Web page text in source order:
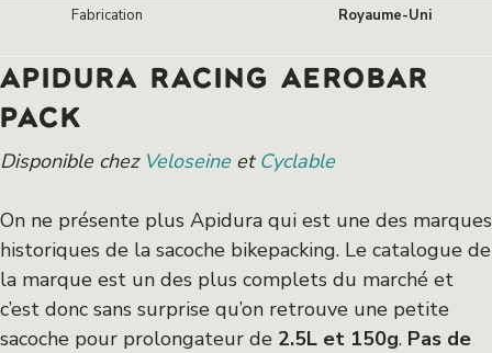
Fabrication
Royaume-Uni
APIDURA RACING AEROBAR
PACK
Disponible chez Veloseineet Cyclable
On ne présente plus Apidura qui est une des marques
historiques de la sacoche bikepacking. Le catalogue de
la marque est un des plus complets du marché et
c’est donc sans surprise qu’on retrouve une petite
sacoche pour prolongateur de 2.5L et 150g. Pas de